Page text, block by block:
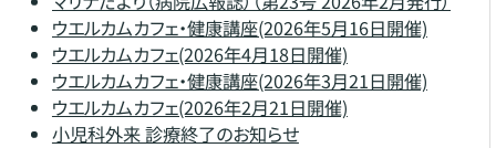
ウエルカムカフェ・健康講座(2026年5月16日開催)
ウエルカムカフェ(2026年4月18日開催)
ウエルカムカフェ・健康講座(2026年3月21日開催)
ウエルカムカフェ(2026年2月21日開催)
小児科外来 診療終了のお知らせ